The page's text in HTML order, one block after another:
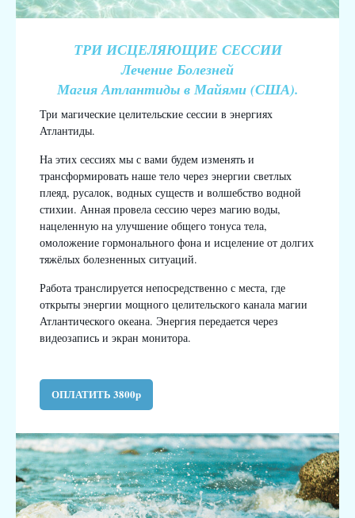
ТРИ ИСЦЕЛЯЮЩИЕ СЕССИИ
Лечение Болезней
Магия Атлантиды в Майями (США).
Три магические целительские сессии в энергиях
Атлантиды.
На этих сессиях мы с вами будем изменять и
трансформировать наше тело через энергии светлых
плеяд, русалок, водных существ и волшебство водной
стихии. Анная провела сессию через магию воды,
нацеленную на улучшение общего тонуса тела,
омоложение гормонального фона и исцеление от долгих
тяжёлых болезненных ситуаций.
Работа транслируется непосредственно с места, где
открыты энергии мощного целительского канала магии
Атлантического океана. Энергия передается через
видеозапись и экран монитора.
ОПЛАТИТЬ 3800р